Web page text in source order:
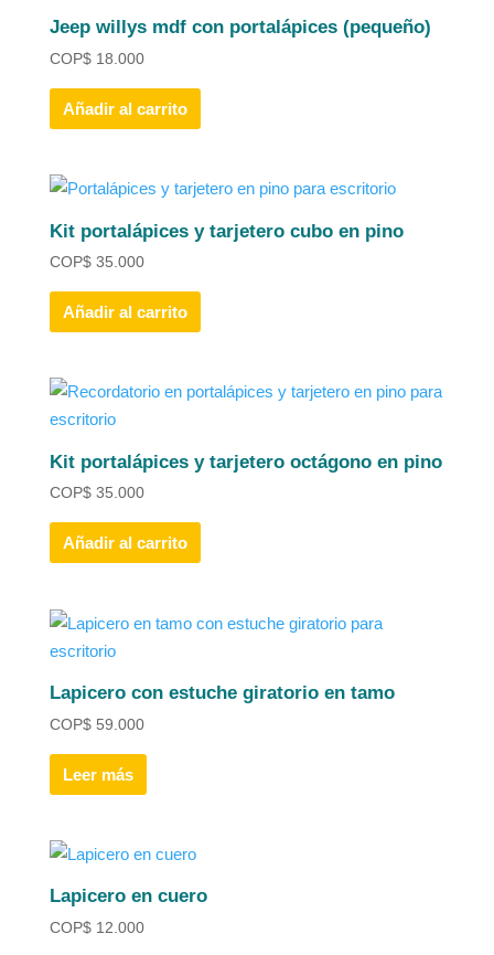
Jeep willys mdf con portalápices (pequeño)
COP$18.000
Añadir al carrito
Kit portalápices y tarjetero cubo en pino
COP$35.000
Añadir al carrito
Kit portalápices y tarjetero octágono en pino
COP$35.000
Añadir al carrito
Lapicero con estuche giratorio en tamo
COP$59.000
Leer más
Lapicero en cuero
COP$12.000